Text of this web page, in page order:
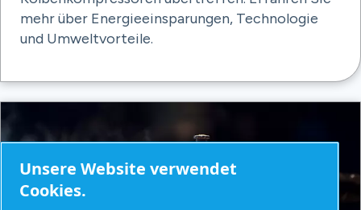
mehr über Energieeinsparungen, Technologie
und Umweltvorteile.
Unsere Website verwendet
Cookies.